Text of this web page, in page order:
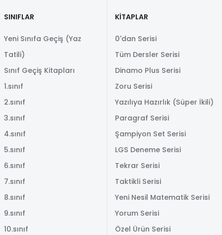
SINIFLAR
Yeni Sınıfa Geçiş (Yaz
Tatili)
Sınıf Geçiş Kitapları
1.sınıf
2.sınıf
3.sınıf
4.sınıf
5.sınıf
6.sınıf
7.sınıf
8.sınıf
9.sınıf
10.sınıf
KİTAPLAR
0'dan Serisi
Tüm Dersler Serisi
Dinamo Plus Serisi
Zoru Serisi
Yazılıya Hazırlık (Süper İkili)
Paragraf Serisi
Şampiyon Set Serisi
LGS Deneme Serisi
Tekrar Serisi
Taktikli Serisi
Yeni Nesil Matematik Serisi
Yorum Serisi
Özel Ürün Serisi